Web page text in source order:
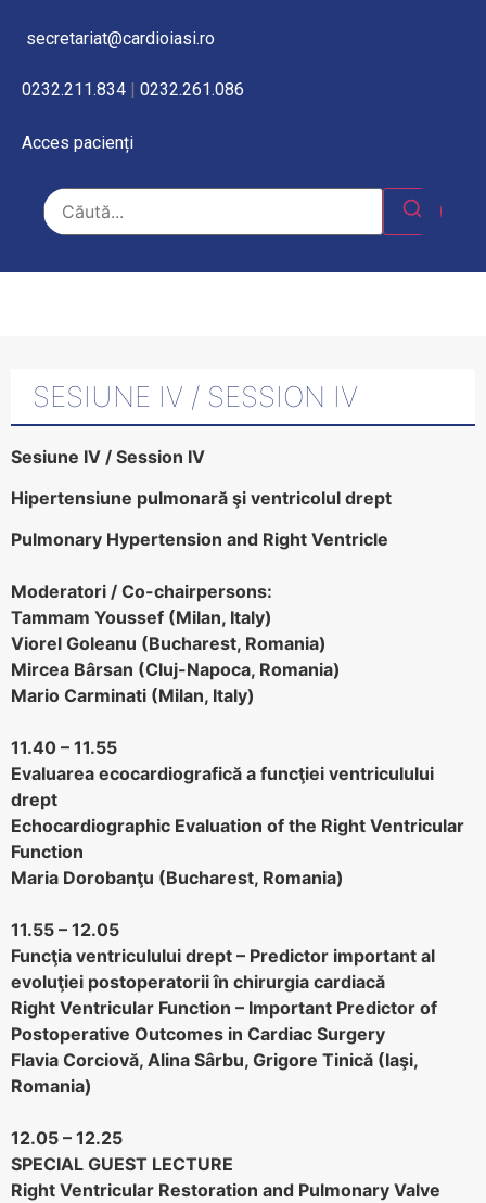
secretariat@cardioiasi.ro
0232.211.834 0232.261.086
Acces pacienți
SESIUNE IV / SESSION IV
Sesiune IV / Session IV
Hipertensiune pulmonară şi ventricolul drept
Pulmonary Hypertension and Right Ventricle
Moderatori / Co-chairpersons:
Tammam Youssef (Milan, Italy)
Viorel Goleanu (Bucharest, Romania)
Mircea Bârsan (Cluj-Napoca, Romania)
Mario Carminati (Milan, Italy)
11.40 – 11.55
Evaluarea ecocardiografică a funcţiei ventriculului
drept
Echocardiographic Evaluation of the Right Ventricular
Function
Maria Dorobanţu (Bucharest, Romania)
11.55 – 12.05
Funcţia ventriculului drept – Predictor important al
evoluţiei postoperatorii în chirurgia cardiacă
Right Ventricular Function – Important Predictor of
Postoperative Outcomes in Cardiac Surgery
Flavia Corciovă, Alina Sârbu, Grigore Tinică (Iaşi,
Romania)
12.05 – 12.25
SPECIAL GUEST LECTURE
Right Ventricular Restoration and Pulmonary Valve